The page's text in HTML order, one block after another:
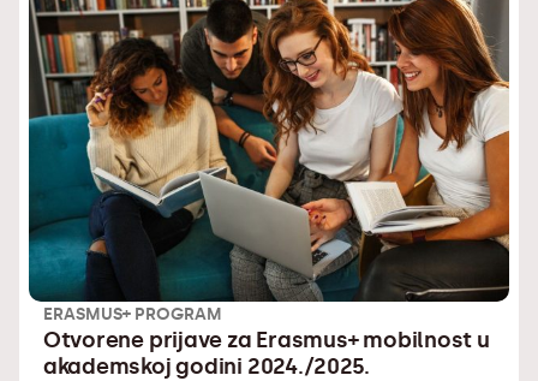
ERASMUS+ PROGRAM
Otvorene prijave za Erasmus+ mobilnost u
akademskoj godini 2024./2025.